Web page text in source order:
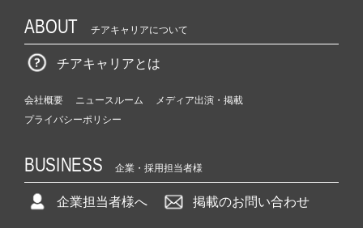
ABOUT チアキャリアについて
チアキャリアとは
会社概要 ニュースルーム
メディア出演・掲載
プライバシーポリシー
BUSINESS 企業・採用担当者様
企業担当者様へ 掲載のお問い合わせ